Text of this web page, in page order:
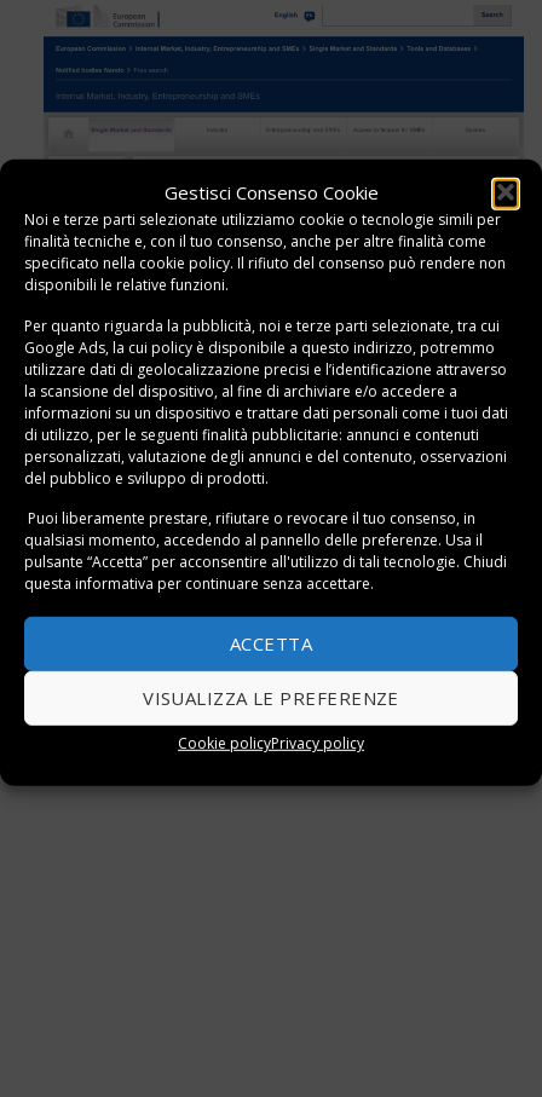
Gestisci Consenso Cookie
Noi e terze parti selezionate utilizziamo cookie o tecnologie simili per
finalità tecniche e, con il tuo consenso, anche per altre finalità come
specificato nella cookie policy. Il rifiuto del consenso può rendere non
disponibili le relative funzioni.
Per quanto riguarda la pubblicità, noi e terze parti selezionate, tra cui
Google Ads, la cui policy è disponibile a questo indirizzo, potremmo
utilizzare dati di geolocalizzazione precisi e l’identificazione attraverso
la scansione del dispositivo, al fine di archiviare e/o accedere a
informazioni su un dispositivo e trattare dati personali come i tuoi dati
di utilizzo, per le seguenti finalità pubblicitarie: annunci e contenuti
personalizzati, valutazione degli annunci e del contenuto, osservazioni
del pubblico e sviluppo di prodotti.
Puoi liberamente prestare, rifiutare o revocare il tuo consenso, in
qualsiasi momento, accedendo al pannello delle preferenze. Usa il
pulsante “Accetta” per acconsentire all'utilizzo di tali tecnologie. Chiudi
questa informativa per continuare senza accettare.
ACCETTA
VISUALIZZA LE PREFERENZE
Cookie policyPrivacy policy
In ogni modo, ricorda sempre, per la tua sicurezza di
utilizzare mascherine FFP2 certificate.
Questo elemento è stato inserito inGuidee taggato
Quanto costa un impianto
di allarme per casa?
Come fare le patatine fritte
croccanti